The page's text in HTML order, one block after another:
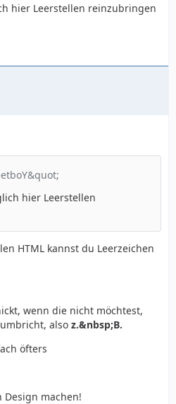
hier Leerstellen reinzubringen
hier Leerstellen
HTML kannst du Leerzeichen
wenn die nicht möchtest,
also z.&nbsp;B.
öfters
machen!